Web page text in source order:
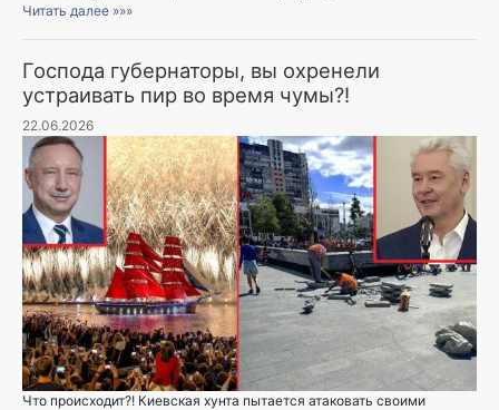
Читать далее »»»
Господа губернаторы, вы охренели
устраивать пир во время чумы?!
22.06.2026
Что происходит?! Киевская хунта пытается атаковать своими